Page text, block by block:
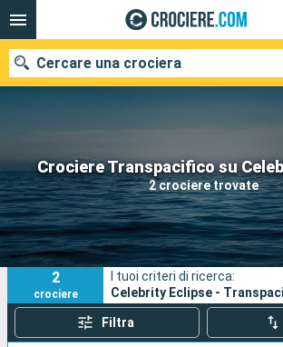
Crociere Transpacifico su
2 crociere trovate
Cercare una crociera
Le nostre destinazioni
Mesi di partenza
Porti
Ricerca
2
crociere
I tuoi criteri di ricerca:
Celebrity Eclipse -
Filtra